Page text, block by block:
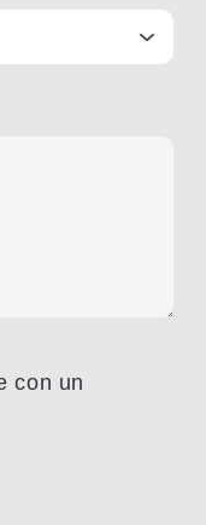
con un